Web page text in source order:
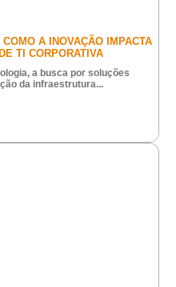
A INOVAÇÃO IMPACTA
TI CORPORATIVA
a busca por soluções
da infraestrutura...